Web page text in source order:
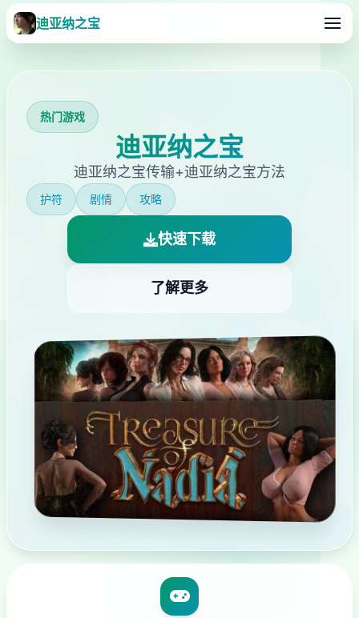
迪亚纳之宝
热门游戏
迪亚纳之宝
迪亚纳之宝传输+迪亚纳之宝方法
护符 剧情 攻略
快速下载
了解更多